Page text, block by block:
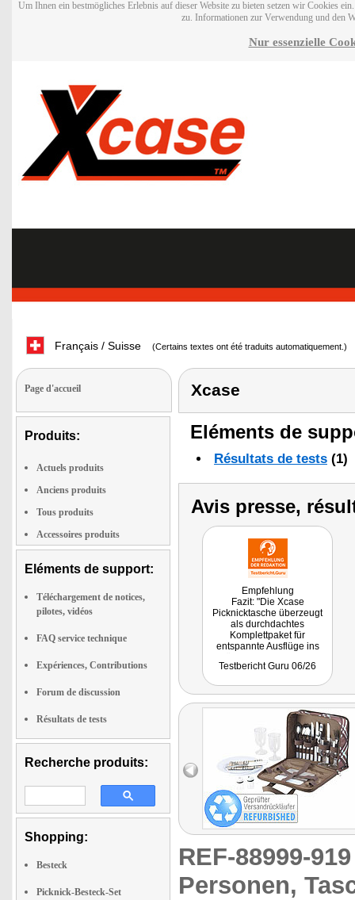
Um Ihnen ein bestmögliches Erlebnis auf dieser Website zu bieten setzen wir Cookies
zu. Informationen zur Verwendung und den
Nur essenzielle
Français / Suisse (Certains textes ont été traduits automatiquement.)
Page d'accueil
Produits:
Actuels produits
Anciens produits
Tous produits
Accessoires produits
Eléments de support:
Téléchargement de notices,
pilotes, vidéos
FAQ service technique
Expériences, Contributions
Forum de discussion
Résultats de tests
Recherche produits:
Shopping:
Besteck
Picknick-Besteck-Set
Xcase
Eléments de
Résultats de tests (1)
Avis presse,
Empfehlung
Fazit: "Die Xcase
Picknicktasche überzeugt
als durchdachtes
Komplettpaket für
entspannte Ausflüge ins
aus hochwertig
und sofortiger
Einsatzbereitschaft macht
das Set zu einem
praktischen Begleiter für
Picknick, Camping und
Freizeit."
Testbericht Guru 06/26
REF-88999-
Personen,